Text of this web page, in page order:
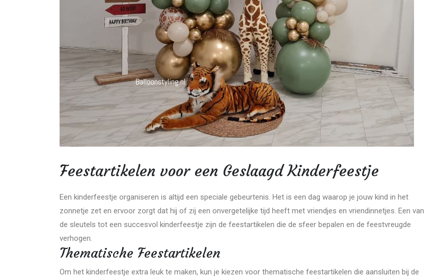
Feestartikelen voor een Geslaagd Kinderfeestje
Een kinderfeestje organiseren is altijd een speciale gebeurtenis. Het is een dag waarop je jouw kind in het
zonnetje zet en ervoor zorgt dat hij of zij een onvergetelijke tijd heeft met vriendjes en vriendinnetjes. Een van
de sleutels tot een succesvol kinderfeestje zijn de feestartikelen die de sfeer bepalen en de feestvreugde
verhogen.
Thematische Feestartikelen
Om het kinderfeestje extra leuk te maken, kun je kiezen voor thematische feestartikelen die aansluiten bij de